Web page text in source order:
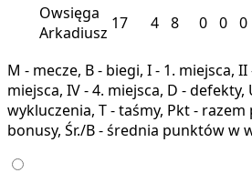
Owsięga
Arkadiusz 17 4 8 0 0 0
M - mecze, B - biegi, I - 1. miejsca,
miejsca, IV - 4. miejsca, D - defekty,
wykluczenia, T - taśmy, Pkt -
bonusy, Śr./B - średnia punktów w